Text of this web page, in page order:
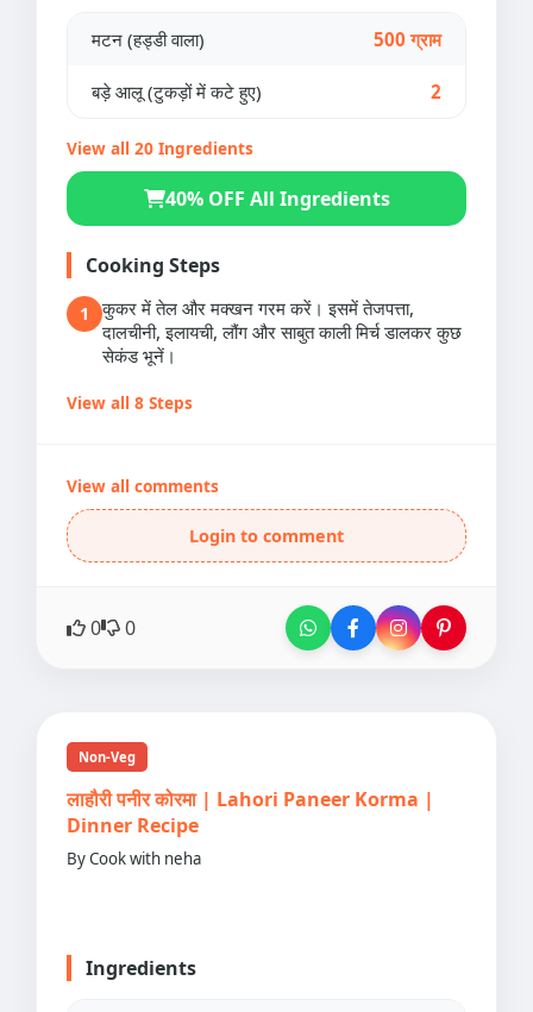
मटन (हड्डी वाला) 500 ग्राम
बड़े आलू (टुकड़ों में कटे हुए) 2
View all 20 Ingredients
40% OFF All Ingredients
Cooking Steps
1
कुकर में तेल और मक्खन गरम करें। इसमें तेजपत्ता,
दालचीनी, इलायची, लौंग और साबुत काली मिर्च डालकर कुछ
सेकंड भूनें।
View all 8 Steps
View all comments
Login to comment
0 0
Non-Veg
लाहौरी पनीर कोरमा | Lahori Paneer Korma |
Dinner Recipe
By Cook with neha
Ingredients